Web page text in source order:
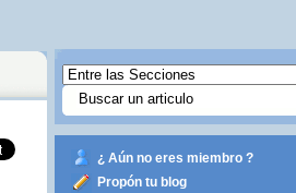
¿ Aún no eres miembro ?
Propón tu blog